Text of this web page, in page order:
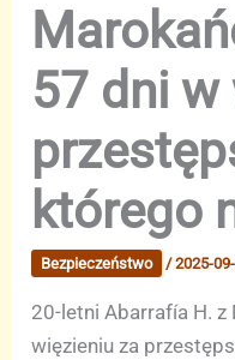
57 dni w
którego
Bezpieczeństwo /2025-
20-letni Abarrafía H. z
więzieniu za